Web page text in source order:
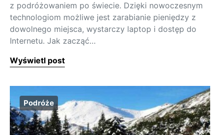
z podróżowaniem po świecie. Dzięki nowoczesnym
technologiom możliwe jest zarabianie pieniędzy z
dowolnego miejsca, wystarczy laptop i dostęp do
Internetu. Jak zacząć…
Wyświetl post
Podróże